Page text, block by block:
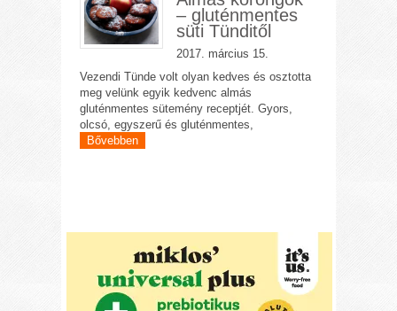
– gluténmentes
süti Tünditől
2017. március 15.
Vezendi Tünde volt olyan kedves és osztotta
meg velünk egyik kedvenc almás
gluténmentes sütemény receptjét. Gyors,
olcsó, egyszerű és gluténmentes,
Bővebben